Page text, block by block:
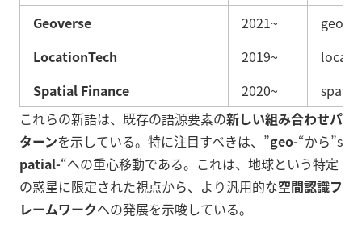
Geoverse
2021~
geo +
LocationTech
2019~
Spatial Finance
2020~
これらの新語は、既存の語源要素の新しい組み合わせパ
ターンを示している。特に注目すべきは、”geo-“から”s
patial-“への重心移動である。これは、地球という特定
の惑星に限定された視点から、より汎用的な空間認識フ
レームワークへの発展を示唆している。